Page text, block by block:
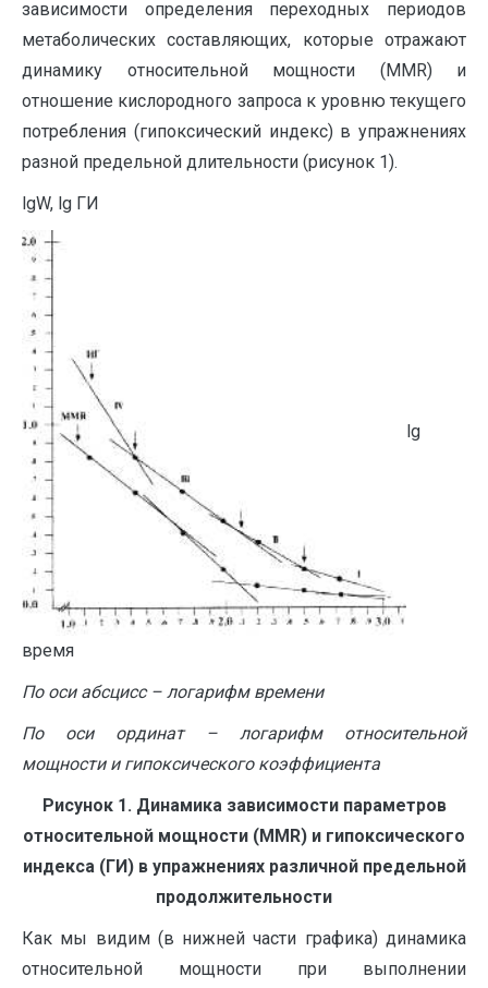
зависимости определения переходных периодов
метаболических составляющих, которые отражают
динамику относительной мощности (MMR) и
отношение кислородного запроса к уровню текущего
потребления (гипоксический индекс) в упражнениях
разной предельной длительности (рисунок 1).
lgW, lg ГИ
lg
время
По оси абсцисс – логарифм времени
По оси ординат – логарифм относительной
мощности и гипоксического коэффициента
Рисунок 1. Динамика зависимости параметров
относительной мощности (MMR) и гипоксического
индекса (ГИ) в упражнениях различной предельной
продолжительности
Как мы видим (в нижней части графика) динамика
относительной мощности при выполнении